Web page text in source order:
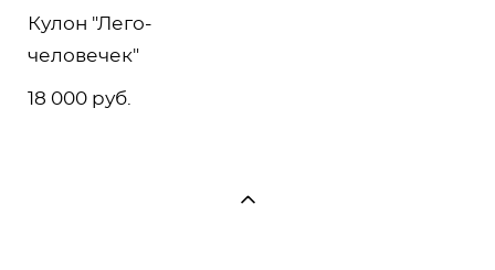
Кулон "Лего-
человечек"
18 000 pуб.